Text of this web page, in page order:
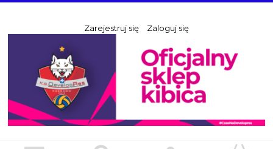
Zarejestruj się Zaloguj się